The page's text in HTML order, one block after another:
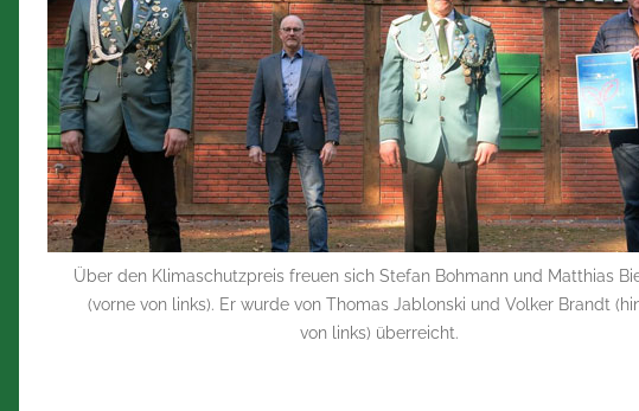
b
e
r
t
Z
r
m
Über den Klimaschutzpreis freuen sich Stefan Bohmann und Matthias
(vorne von links). Er wurde von Thomas Jablonski und Volker Brandt
von links) überreicht.